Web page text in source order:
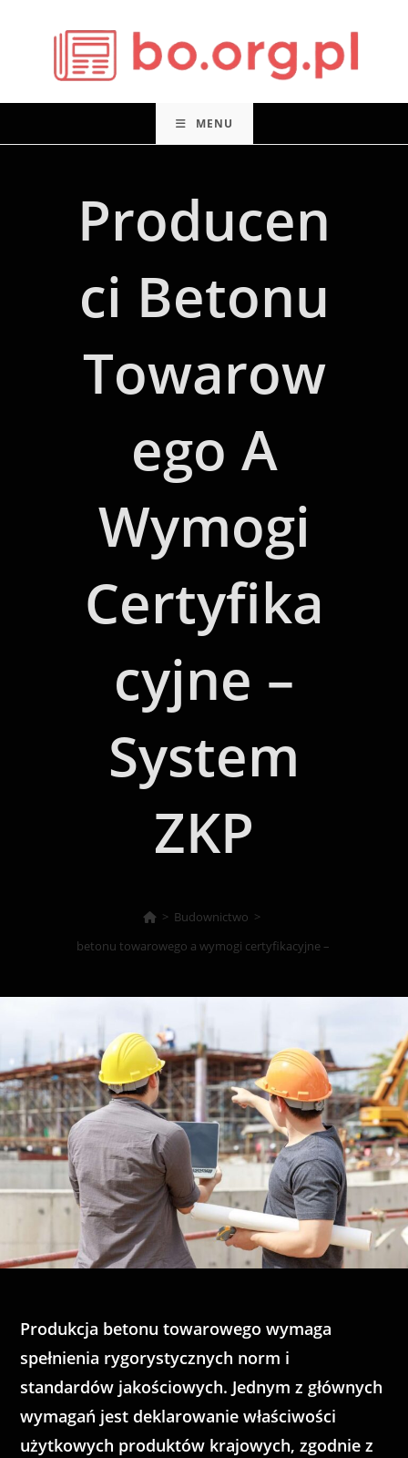
MENU
Producen
Ci Betonu
Towarow
Ego A
Wymogi
Certyfika
Cyjne –
System
ZKP
> Budownictwo >
Producenci betonu towarowego a wymogi certyfikacyjne – system ZKP
Produkcja betonu towarowego wymaga
spełnienia rygorystycznych norm i
standardów jakościowych. Jednym z głównych
wymagań jest deklarowanie właściwości
użytkowych produktów krajowych, zgodnie z